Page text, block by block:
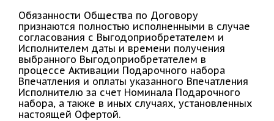
Обязанности Общества по Договору
признаются полностью исполненными в случае
согласования с Выгодоприобретателем и
Исполнителем даты и времени получения
выбранного Выгодоприобретателем в
процессе Активации Подарочного набора
Впечатления и оплаты указанного Впечатления
Исполнителю за счет Номинала Подарочного
набора, а также в иных случаях, установленных
настоящей Офертой.